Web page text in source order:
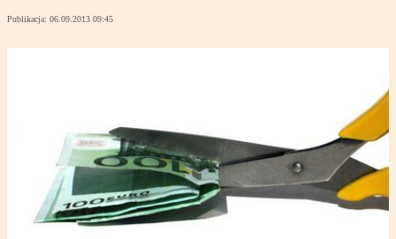
Publikacja: 06.09.2013 09:45